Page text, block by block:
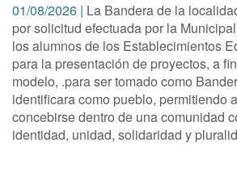
01/08/2026 | La Bandera de la
por solicitud efectuada por la
los alumnos de los Establecimientos
para la presentación de proyectos, a
modelo, .para ser tomado como
identificara como pueblo, permitiendo
concebirse dentro de una comunidad
identidad, unidad, solidaridad y